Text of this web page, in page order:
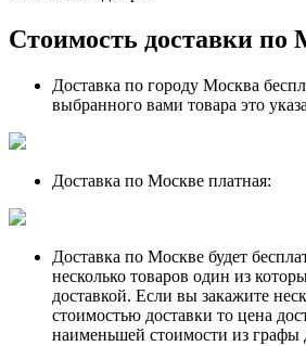
Стоимость доставки по
Доставка по городу Москва
выбранного вами товара это
Доставка по Москве платная:
Доставка по Москве будет
несколько товаров один из
доставкой. Если вы закажите
стоимостью доставки то цена
наименьшей стоимости из графы